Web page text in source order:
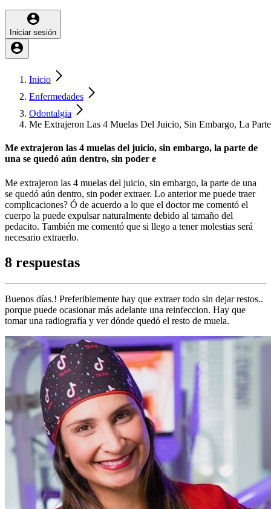
Iniciar sesión
Inicio
Enfermedades
Odontalgia
Me Extrajeron Las 4 Muelas Del Juicio, Sin Embargo, La
Me extrajeron las 4 muelas del juicio, sin embargo, la parte de
una se quedó aún dentro, sin poder e
Me extrajeron las 4 muelas del juicio, sin embargo, la parte de una
se quedó aún dentro, sin poder extraer. Lo anterior me puede traer
complicaciones? Ó de acuerdo a lo que el doctor me comentó el
cuerpo la puede expulsar naturalmente debido al tamaño del
pedacito. También me comentó que si llego a tener molestias será
necesario extraerlo.
8 respuestas
Buenos días.! Preferiblemente hay que extraer todo sin dejar restos..
porque puede ocasionar más adelante una reinfeccion. Hay que
tomar una radiografía y ver dónde quedó el resto de muela.